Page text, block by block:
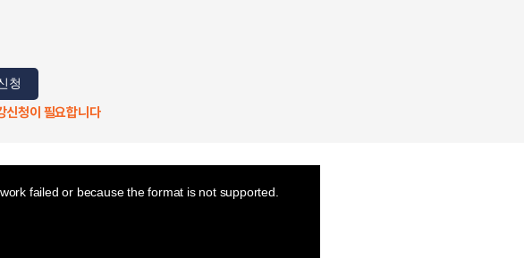
청
신청이 필요합니다
failed or because the format is not supported.